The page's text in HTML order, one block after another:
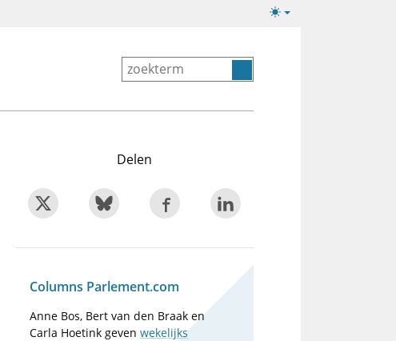
Lichte/donkere
Delen
Columns Parlement.com
Anne Bos, Bert van den Braak en
Carla Hoetink gevenwekelijks